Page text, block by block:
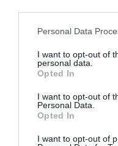
Please note that this
not limited to your visit
grant or deny consent to
use your data for below
consent section.
Personal Data
I want to opt-out of
personal data.
Opted In
I want to opt-out of
Personal Data.
Opted In
I want to opt-out of